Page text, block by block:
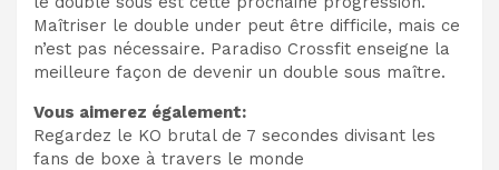
Maîtriser le double under peut être difficile, mais ce
n’est pas nécessaire. Paradiso Crossfit enseigne la
meilleure façon de devenir un double sous maître.
Vous aimerez également:
Regardez le KO brutal de 7 secondes divisant les
fans de boxe à travers le monde